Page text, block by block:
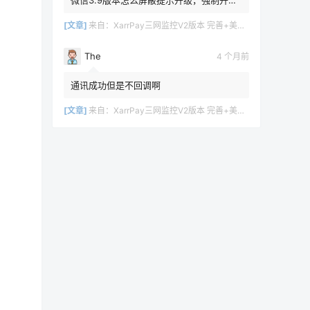
[文章] 来自： XarrPay三网监控V2版本 完善+美化+日志
The 4 个月前
通讯成功但是不回调啊
[文章] 来自： XarrPay三网监控V2版本 完善+美化+日志